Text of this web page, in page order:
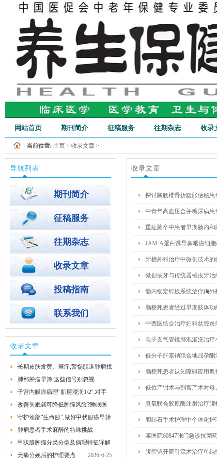
网站首页 期刊简介
行业新闻
征稿服务 往期杂志 收录
当前位置: 主页 > 收录文章 >
导航列表
期刊简介
征稿服务
往期杂志
收录文章
投稿指南
联系我们
收录文章
长期皮肤发黄、瘙痒,警惕胆道肿瘤找
上门
2026-8-4
肺部肿瘤早筛:这些信号别忽视
2026-8-4
子宫内膜癌病理"肌层浸润1/2",对手
术方案有啥影响?
2026-7-29
改善失眠就可降低肿瘤风险?睡眠医
学专家的实用建议
2026-7-29
守护颈部"生命腺",做好甲状腺癌早筛
早防
2026-7-29
肿瘤患者手术麻醉的特殊挑战
2026-7-29
甲状腺肿瘤分类分型及病理特征详解
2026-6-25
无痛分娩后的护理要点 2026-6-25
收录文章
探讨胸腰椎骨折腹胀便秘
中青年高血压合并糖尿病
重症脑卒中患者早期肠内
JAM-A蛋白诱导鼻咽癌细
牙槽外科治疗中微创技术的
微创拔牙与传统器械拔牙
髓内锁定钉板系统治疗踇外
脑梗死患者经过早期肢体功
中西医结合治疗妇科盆腔炎
电子支气管镜肺泡灌洗治
低分子肝素钠联合地屈孕
脑梗死患者认知障碍应用
低位产钳术与剖宫产术对母
臭氧联合胶原酶注射治疗
胆结石手术护理中个体化
某医院60847张门急诊抗菌
腹腔镜开窗引流术治疗单